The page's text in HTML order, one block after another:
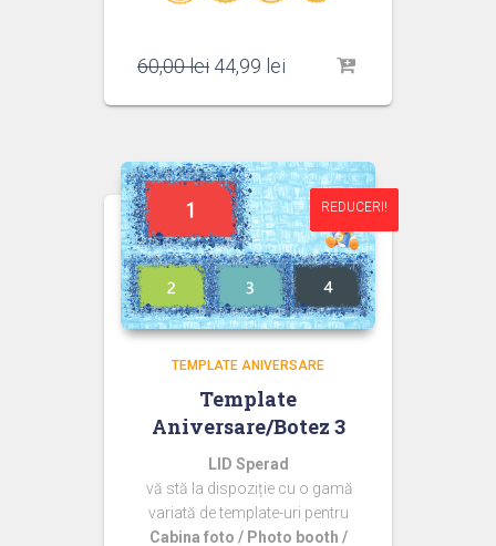
60,00lei Prețul
a
60,00 lei.
44,99 lei
este:
REDUCERI!
REDUCERI!
TEMPLATE ANIVERSARE
Template
Aniversare/Botez 3
LID Sperad
vă stă la dispoziție cu o gamă
variată de template-uri pentru
Cabina foto / Photo booth /